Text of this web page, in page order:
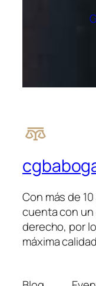
Con más de
cuenta con
derecho, por
máxima